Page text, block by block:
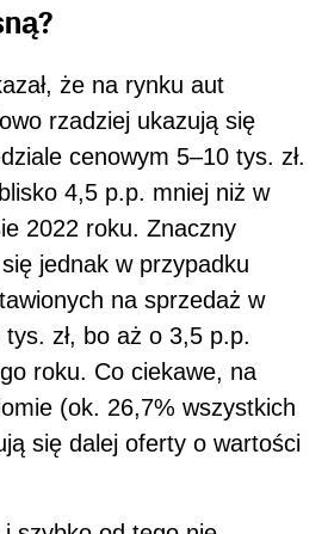
że na rynku aut
rzadziej ukazują się
cenowym 5–10 tys. zł.
4,5 p.p. mniej niż w
2022 roku. Znaczny
jednak w przypadku
na sprzedaż w
tys. zł, bo aż o 3,5 p.p.
roku. Co ciekawe, na
(ok. 26,7% wszystkich
się dalej oferty o wartości